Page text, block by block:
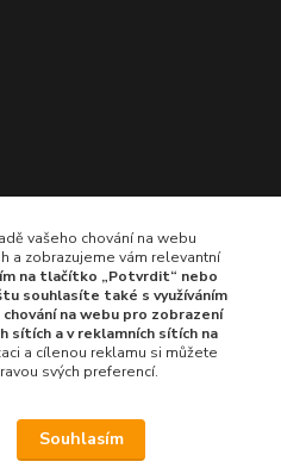
vašeho chování na webu
a zobrazujeme vám relevantní
na tlačítko „Potvrdit“ nebo
souhlasíte také s využíváním
na webu pro zobrazení
sítích a v reklamních sítíchna
a cílenou reklamu si můžete
svých preferencí.
Souhlasím